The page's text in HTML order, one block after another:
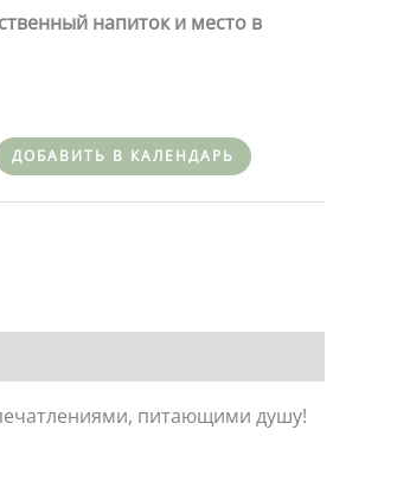
напиток и место в
ДОБАВИТЬ В КАЛЕНДАРЬ
питающими душу!